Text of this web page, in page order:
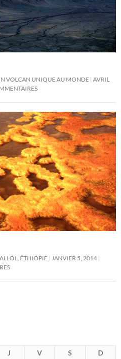
VOLCAN UNIQUE AU MONDE AVRIL
ÉTHIOPIE
JANVIER 5, 2014
J V S
D